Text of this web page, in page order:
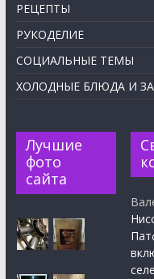
РЕЦЕПТЫ
РУКОДЕЛИЕ
СОЦИАЛЬНЫЕ ТЕМЫ
ХОЛОДНЫЕ БЛЮДА И
Лучшие
фото
сайта